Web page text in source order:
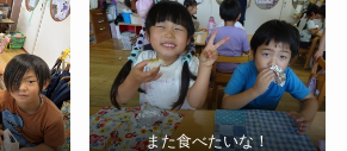
また食べたいな！